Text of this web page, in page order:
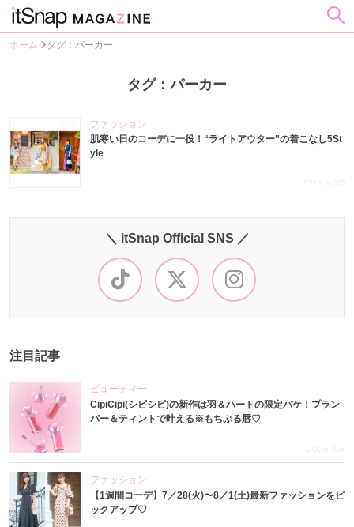
ホーム タグ：パーカー
タグ：パーカー
ファッション
肌寒い日のコーデに一役！“ライトアウター”の着こなし5St
yle
2019.9.30
＼ itSnap Official SNS ／
注目記事
ビューティー
CipiCipi(シピシピ)の新作は羽＆ハートの限定パケ！プラン
パー＆ティントで叶える※もちぷる唇♡
2026.8.6
ファッション
【1週間コーデ】7／28(火)〜8／1(土)最新ファッションをピ
ックアップ♡